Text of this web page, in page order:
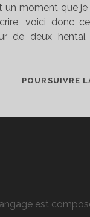
un moment que
voici donc
de deux
POURSUIVRE
est